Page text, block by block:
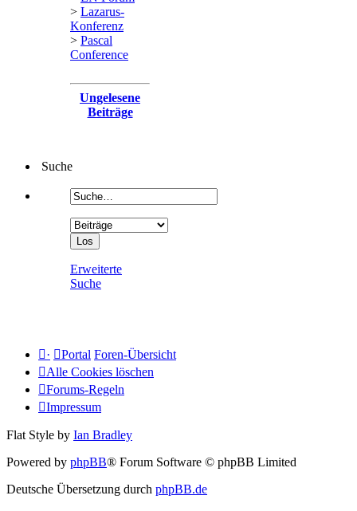
> Lazarus-
Konferenz
> Pascal
Conference
Ungelesene
Beiträge
Suche
Erweiterte
Suche
· Portal Foren-Übersicht
Alle Cookies löschen
Forums-Regeln
Impressum
Flat Style by Ian Bradley
Powered by phpBB® Forum Software © phpBB Limited
Deutsche Übersetzung durch phpBB.de